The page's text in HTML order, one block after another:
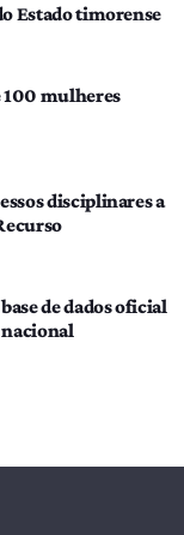
Estado timorense
100 mulheres
disciplinares a
de dados oficial